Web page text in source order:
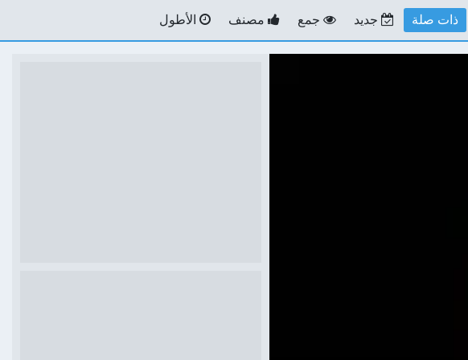
ذات صلة جديد جمع مصنف الأطول